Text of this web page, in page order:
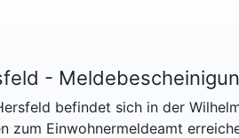
-
befindet sich in der
zum Einwohnermeldeamt